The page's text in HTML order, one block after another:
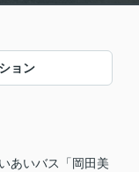
ョン
あいバス「岡田美